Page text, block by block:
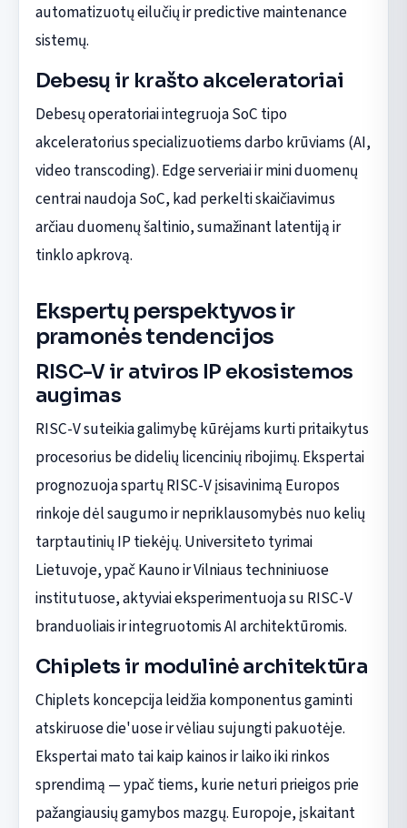
automatizuotų eilučių ir predictive maintenance
sistemų.
Debesų ir krašto akceleratoriai
Debesų operatoriai integruoja SoC tipo
akceleratorius specializuotiems darbo krūviams (AI,
video transcoding). Edge serveriai ir mini duomenų
centrai naudoja SoC, kad perkelti skaičiavimus
arčiau duomenų šaltinio, sumažinant latentiją ir
tinklo apkrovą.
Ekspertų perspektyvos ir
pramonės tendencijos
RISC-V ir atviros IP ekosistemos
augimas
RISC-V suteikia galimybę kūrėjams kurti pritaikytus
procesorius be didelių licencinių ribojimų. Ekspertai
prognozuoja spartų RISC-V įsisavinimą Europos
rinkoje dėl saugumo ir nepriklausomybės nuo kelių
tarptautinių IP tiekėjų. Universiteto tyrimai
Lietuvoje, ypač Kauno ir Vilniaus techniniuose
institutuose, aktyviai eksperimentuoja su RISC-V
branduoliais ir integruotomis AI architektūromis.
Chiplets ir modulinė architektūra
Chiplets koncepcija leidžia komponentus gaminti
atskiruose die'uose ir vėliau sujungti pakuotėje.
Ekspertai mato tai kaip kainos ir laiko iki rinkos
sprendimą — ypač tiems, kurie neturi prieigos prie
pažangiausių gamybos mazgų. Europoje, įskaitant